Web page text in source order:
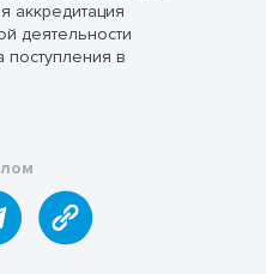
аккредитация
деятельности
в